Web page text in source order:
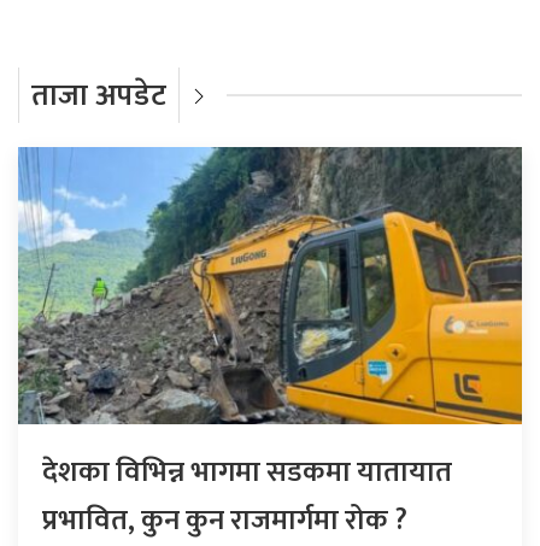
ताजा अपडेट
देशका विभिन्न भागमा सडकमा यातायात
प्रभावित, कुन कुन राजमार्गमा रोक ?